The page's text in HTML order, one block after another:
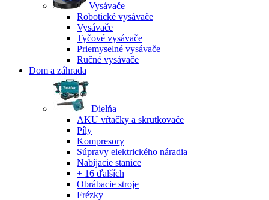
Vysávače
Robotické vysávače
Vysávače
Tyčové vysávače
Priemyselné vysávače
Ručné vysávače
Dom a záhrada
Dielňa
AKU vŕtačky a skrutkovače
Píly
Kompresory
Súpravy elektrického náradia
Nabíjacie stanice
+ 16 ďalších
Obrábacie stroje
Frézky